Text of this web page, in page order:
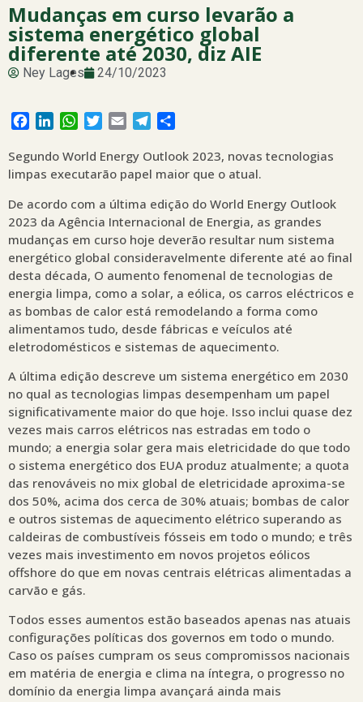
Mudanças em curso levarão a
sistema energético global
diferente até 2030, diz AIE
Ney Lages 24/10/2023
Facebook
LinkedInWhatsApp
Twitter
Email Telegram
Segundo World Energy Outlook 2023, novas tecnologias
limpas executarão papel maior que o atual.
De acordo com a última edição do World Energy Outlook
2023 da Agência Internacional de Energia, as grandes
mudanças em curso hoje deverão resultar num sistema
energético global consideravelmente diferente até ao final
desta década, O aumento fenomenal de tecnologias de
energia limpa, como a solar, a eólica, os carros eléctricos e
as bombas de calor está remodelando a forma como
alimentamos tudo, desde fábricas e veículos até
eletrodomésticos e sistemas de aquecimento.
A última edição descreve um sistema energético em 2030
no qual as tecnologias limpas desempenham um papel
significativamente maior do que hoje. Isso inclui quase dez
vezes mais carros elétricos nas estradas em todo o
mundo; a energia solar gera mais eletricidade do que todo
o sistema energético dos EUA produz atualmente; a quota
das renováveis no mix global de eletricidade aproxima-se
dos 50%, acima dos cerca de 30% atuais; bombas de calor
e outros sistemas de aquecimento elétrico superando as
caldeiras de combustíveis fósseis em todo o mundo; e três
vezes mais investimento em novos projetos eólicos
offshore do que em novas centrais elétricas alimentadas a
carvão e gás.
Todos esses aumentos estão baseados apenas nas atuais
configurações políticas dos governos em todo o mundo.
Caso os países cumpram os seus compromissos nacionais
em matéria de energia e clima na íntegra, o progresso no
domínio da energia limpa avançará ainda mais